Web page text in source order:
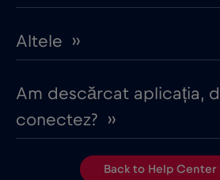
Altele ››
Am descărcat aplicația,
conectez? ››
Back to Help Center